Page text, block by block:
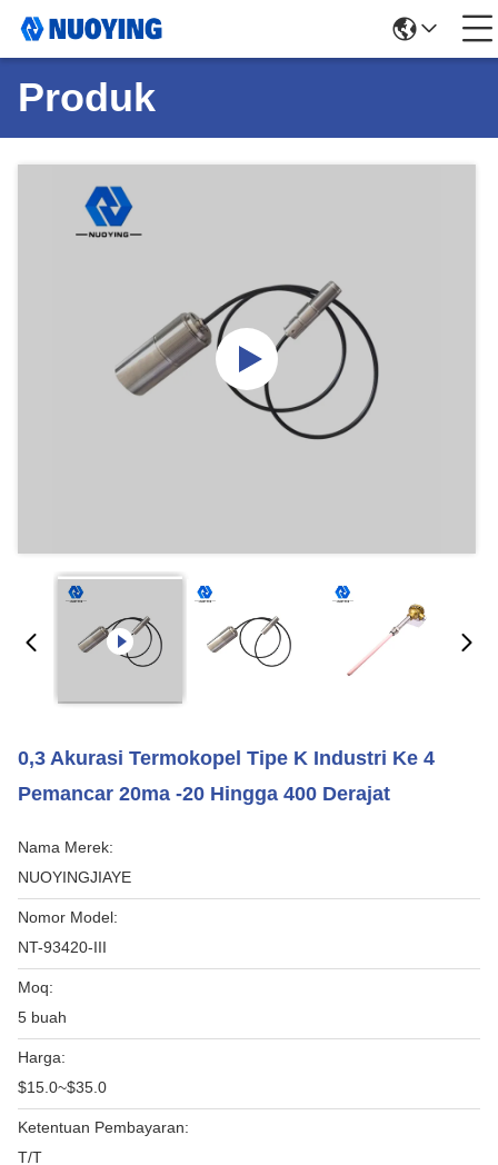
Produk
0,3 Akurasi Termokopel Tipe K Industri Ke 4
Pemancar 20ma -20 Hingga 400 Derajat
Nama Merek:
NUOYINGJIAYE
Nomor Model:
NT-93420-III
Moq:
5 buah
Harga:
$15.0~$35.0
Ketentuan Pembayaran:
T/T